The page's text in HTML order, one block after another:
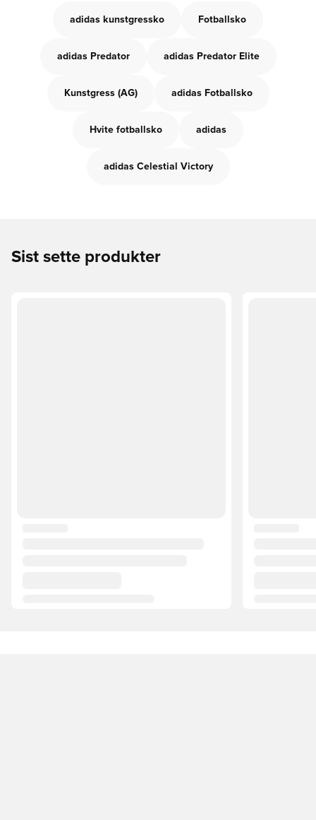
adidas kunstgressko Fotballsko
adidas Predator adidas Predator Elite
Kunstgress (AG) adidas Fotballsko
Hvite fotballsko adidas
adidas Celestial Victory
Sist sette produkter